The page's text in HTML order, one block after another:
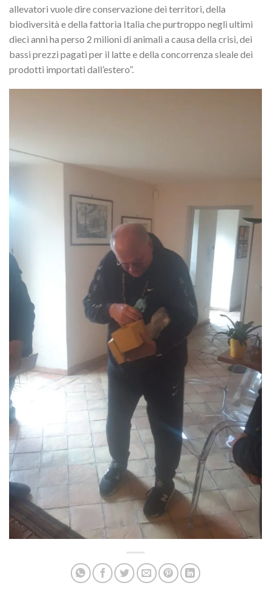
allevatori vuole dire conservazione dei territori, della
biodiversità e della fattoria Italia che purtroppo negli ultimi
dieci anni ha perso 2 milioni di animali a causa della crisi, dei
bassi prezzi pagati per il latte e della concorrenza sleale dei
prodotti importati dall’estero”.